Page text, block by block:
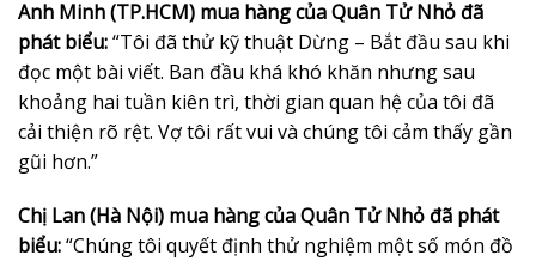
Anh Minh (TP.HCM) mua hàng của Quân Tử Nhỏ đã
phát biểu:“Tôi đã thử kỹ thuật Dừng – Bắt đầu sau khi
đọc một bài viết. Ban đầu khá khó khăn nhưng sau
khoảng hai tuần kiên trì, thời gian quan hệ của tôi đã
cải thiện rõ rệt. Vợ tôi rất vui và chúng tôi cảm thấy gần
gũi hơn.”
Chị Lan (Hà Nội) mua hàng của Quân Tử Nhỏ đã phát
biểu:“Chúng tôi quyết định thử nghiệm một số món đồ